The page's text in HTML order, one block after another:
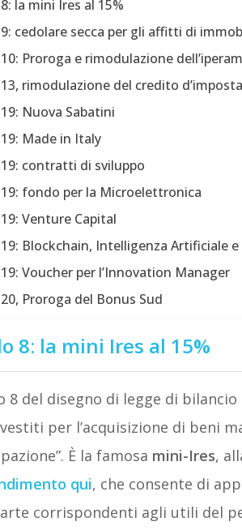
la mini Ires al 15%
cedolare secca per gli affitti di
Proroga e rimodulazione
rimodulazione del credito
Nuova Sabatini
Made in Italy
contratti di sviluppo
fondo per la Microelettronica
Venture Capital
Blockchain, Intelligenza Artificiale
Voucher per l’Innovation Manager
Proroga del Bonus Sud
8: la mini Ires al 15%
8 del disegno di legge di
per l’acquisizione di beni
È la famosa mini-Ires,
qui, che consente di
corrispondenti agli utili del